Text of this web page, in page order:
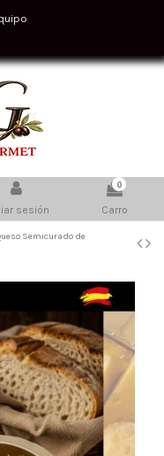
sesión
0
Carro
Semicurado de